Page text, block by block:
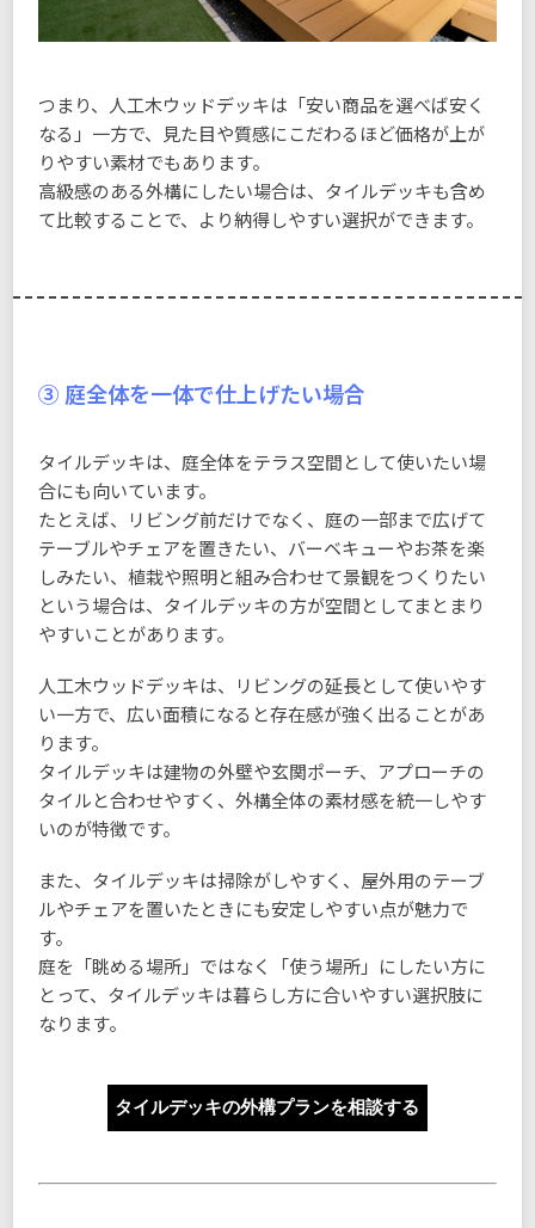
つまり、人工木ウッドデッキは「安い商品を選べば安く
なる」一方で、見た目や質感にこだわるほど価格が上が
りやすい素材でもあります。
高級感のある外構にしたい場合は、タイルデッキも含め
て比較することで、より納得しやすい選択ができます。
③ 庭全体を一体で仕上げたい場合
タイルデッキは、庭全体をテラス空間として使いたい場
合にも向いています。
たとえば、リビング前だけでなく、庭の一部まで広げて
テーブルやチェアを置きたい、バーベキューやお茶を楽
しみたい、植栽や照明と組み合わせて景観をつくりたい
という場合は、タイルデッキの方が空間としてまとまり
やすいことがあります。
人工木ウッドデッキは、リビングの延長として使いやす
い一方で、広い面積になると存在感が強く出ることがあ
ります。
タイルデッキは建物の外壁や玄関ポーチ、アプローチの
タイルと合わせやすく、外構全体の素材感を統一しやす
いのが特徴です。
また、タイルデッキは掃除がしやすく、屋外用のテーブ
ルやチェアを置いたときにも安定しやすい点が魅力で
す。
庭を「眺める場所」ではなく「使う場所」にしたい方に
とって、タイルデッキは暮らし方に合いやすい選択肢に
なります。
タイルデッキの外構プランを相談する